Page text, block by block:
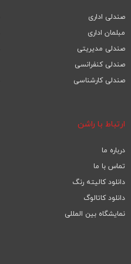
صندلی اداری
مبلمان اداری
صندلی مدیریتی
صندلی کنفرانسی
صندلی کارشناسی
ارتباط با راشن
درباره ما
تماس با ما
دانلود کالیته رنگ
دانلود کاتالوگ
نمایشگاه بین المللی